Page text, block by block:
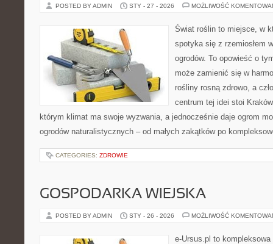
POSTED BY ADMIN STY - 27 - 2026 MOŻLIWOŚĆ
Świat roślin to miejsce, w
spotyka się z rzemiosłem
ogrodów. To opowieść o
może zamienić się w
rośliny rosną zdrowo, a
centrum tej idei stoi
którym klimat ma swoje wyzwania, a jednocześnie daje ogrom
ogrodów naturalistycznych – od małych zakątków po
CATEGORIES: ZDROWIE
GOSPODARKA WIEJSKA
POSTED BY ADMIN STY - 26 - 2026 MOŻLIWOŚĆ
e-Ursus.pl to